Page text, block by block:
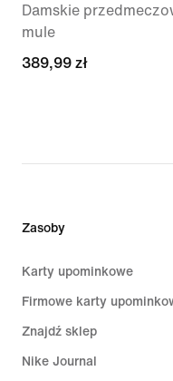
Damskie
mule
389,99 zł
389,99 zł
Zasoby
Karty upominkowe
Firmowe karty
Znajdź sklep
Nike Journal